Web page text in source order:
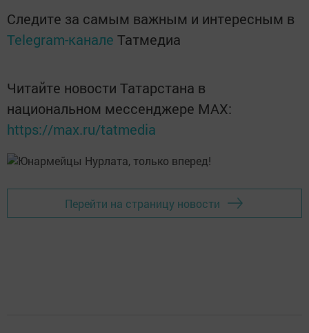
Следите за самым важным и интересным в
Telegram-канале Татмедиа
Читайте новости Татарстана в
национальном мессенджере MАХ:
https://max.ru/tatmedia
Перейти на страницу новости